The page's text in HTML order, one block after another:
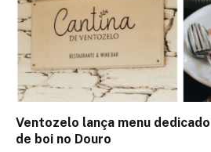
Ventozelo lança menu
de boi no Douro